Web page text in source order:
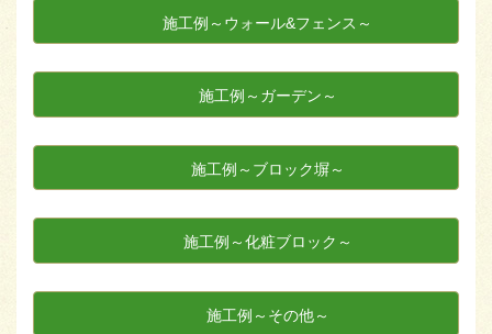
施工例～ウォール&フェンス～
施工例～ガーデン～
施工例～ブロック塀～
施工例～化粧ブロック～
施工例～その他～